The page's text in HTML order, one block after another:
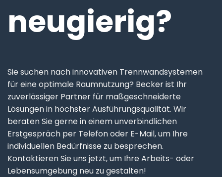
neugierig?
Sie suchen nach innovativen Trennwandsystemen
für eine optimale Raumnutzung? Becker ist Ihr
zuverlässiger Partner für maßgeschneiderte
Lösungen in höchster Ausführungsqualität. Wir
beraten Sie gerne in einem unverbindlichen
Erstgespräch per Telefon oder E-Mail, um Ihre
individuellen Bedürfnisse zu besprechen.
Kontaktieren Sie uns jetzt, um Ihre Arbeits- oder
Lebensumgebung neu zu gestalten!